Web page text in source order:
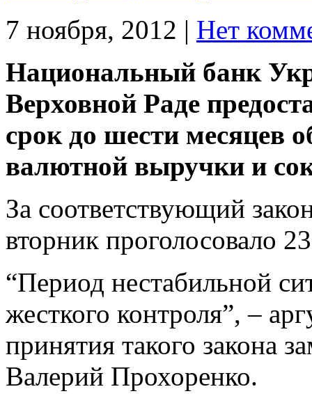
7 ноября, 2012 | Нет
Национальный банк
Верховной Раде
срок до шести месяцев
валютной выручки и
За соответствующий
вторник проголосовало
“Период нестабильной
жесткого контроля”, –
принятия такого закона
Валерий Прохоренко.